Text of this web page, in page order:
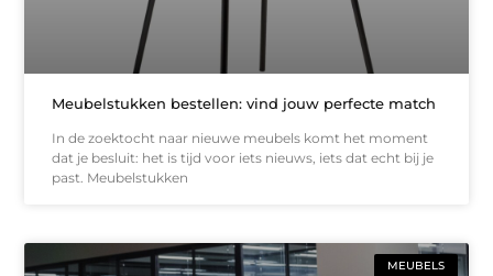
Meubelstukken bestellen: vind jouw perfecte match
In de zoektocht naar nieuwe meubels komt het moment
dat je besluit: het is tijd voor iets nieuws, iets dat echt bij je
past. Meubelstukken
MEUBELS